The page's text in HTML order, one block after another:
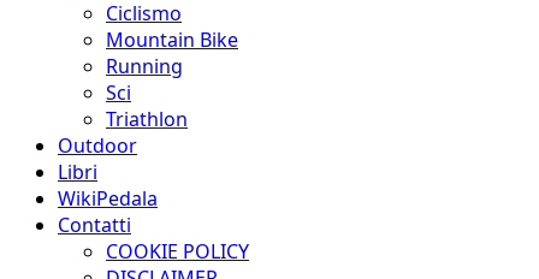
Ciclismo
Mountain Bike
Running
Sci
Triathlon
Outdoor
Libri
WikiPedala
Contatti
COOKIE POLICY